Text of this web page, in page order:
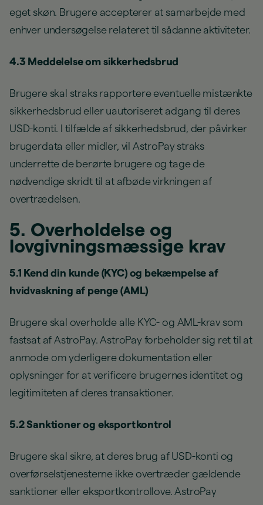
eget skøn. Brugere accepterer at samarbejde med
enhver undersøgelse relateret til sådanne aktiviteter.
4.3 Meddelelse om sikkerhedsbrud
Brugere skal straks rapportere eventuelle mistænkte
sikkerhedsbrud eller uautoriseret adgang til deres
USD-konti. I tilfælde af sikkerhedsbrud, der påvirker
brugerdata eller midler, vil AstroPay straks
underrette de berørte brugere og tage de
nødvendige skridt til at afbøde virkningen af
overtrædelsen.
5. Overholdelse og
lovgivningsmæssige krav
5.1 Kend din kunde (KYC) og bekæmpelse af
hvidvaskning af penge (AML)
Brugere skal overholde alle KYC- og AML-krav som
fastsat af AstroPay. AstroPay forbeholder sig ret til at
anmode om yderligere dokumentation eller
oplysninger for at verificere brugernes identitet og
legitimiteten af deres transaktioner.
5.2 Sanktioner og eksportkontrol
Brugere skal sikre, at deres brug af USD-konti og
overførselstjenesterne ikke overtræder gældende
sanktioner eller eksportkontrollove. AstroPay